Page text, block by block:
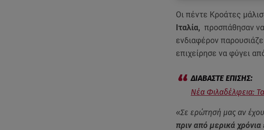
Οι πέντε Κροάτες
Ιταλία, προσπάθησαν
ενδιαφέρον
επιχείρησε να φύγει
Νέα Φιλαδέλφεια:
«Σε ερώτησή μας αν
πριν από μερικά χρόνια